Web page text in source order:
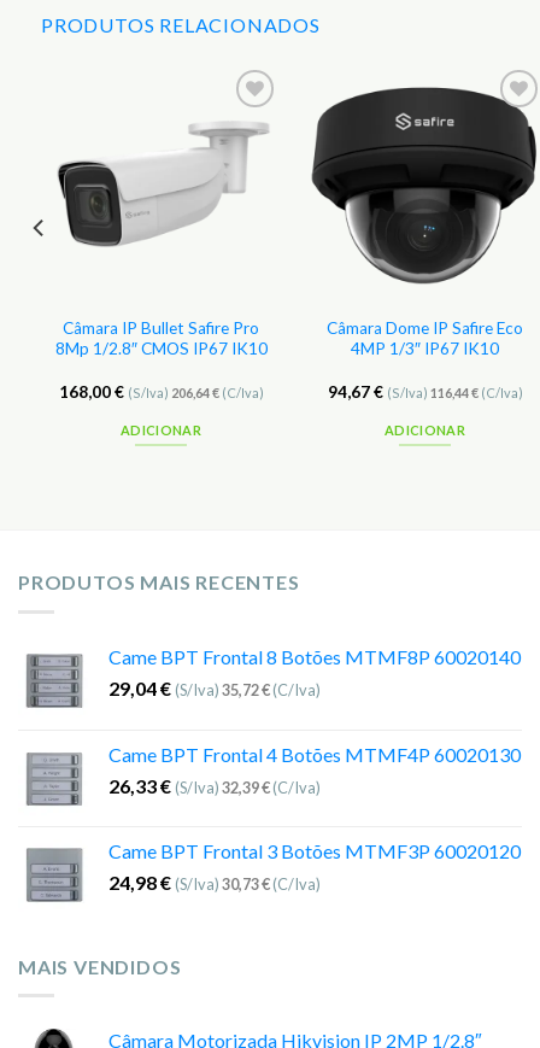
PRODUTOS RELACIONADOS
Adicionar
aos
Câmara IP Bullet Safire Pro
8Mp 1/2.8″ CMOS IP67 IK10
168,00€ (S/Iva) 206,64€(C/Iva)
ADICIONAR
Adicionar
Favoritos
Câmara Dome IP Safire Eco
4MP 1/3″ IP67 IK10
94,67€ (S/Iva) 116,44€(C/Iva)
ADICIONAR
PRODUTOS MAIS RECENTES
Came BPT Frontal 8 Botões MTMF8P 60020140
29,04€ (S/Iva)35,72€(C/Iva)
Came BPT Frontal 4 Botões MTMF4P 60020130
26,33€ (S/Iva)32,39€(C/Iva)
Came BPT Frontal 3 Botões MTMF3P 60020120
24,98€ (S/Iva)30,73€(C/Iva)
MAIS VENDIDOS
Câmara Motorizada Hikvision IP 2MP 1/2.8″